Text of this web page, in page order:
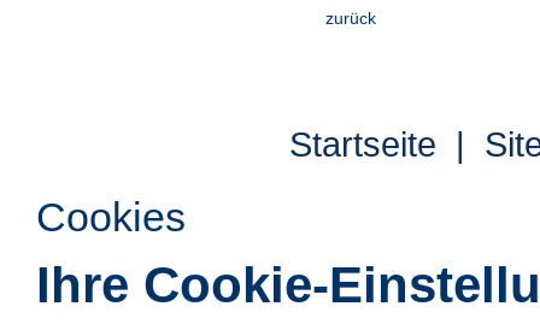
zurück
Startseite |
Cookies
Ihre Cookie-